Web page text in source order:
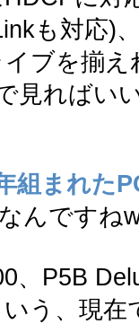
も対応)
ブを揃
見ればい
組まれた
んですね
、P5B
う、現在